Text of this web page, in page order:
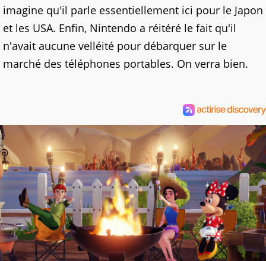
imagine qu'il parle essentiellement ici pour le Japon
et les USA. Enfin, Nintendo a réitéré le fait qu'il
n'avait aucune velléité pour débarquer sur le
marché des téléphones portables. On verra bien.